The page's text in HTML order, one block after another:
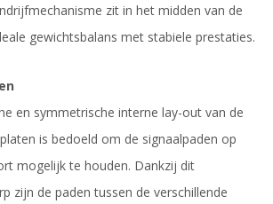
zit in het midden van de
gewichtsbalans met stabiele prestaties.
en symmetrische interne lay-out van de
is bedoeld om de signaalpaden op
mogelijk te houden. Dankzij dit
zijn de paden tussen de verschillende